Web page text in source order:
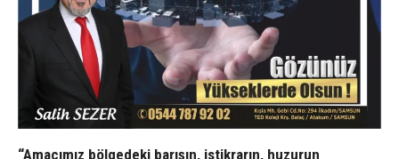
“Amacımız bölgedeki barışın, istikrarın, huzurun